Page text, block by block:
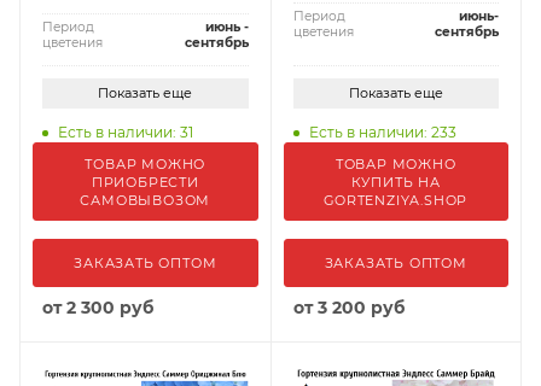
Период
цветения
июнь -
сентябрь
Показать еще
Есть в наличии: 31
ТОВАР МОЖНО
ПРИОБРЕСТИ
САМОВЫВОЗОМ
ЗАКАЗАТЬ ОПТОМ
от2 300 руб
Период
цветения
июнь-
сентябрь
Показать еще
Есть в наличии: 233
ТОВАР МОЖНО
КУПИТЬ НА
GORTENZIYA.SHOP
ЗАКАЗАТЬ ОПТОМ
от3 200 руб